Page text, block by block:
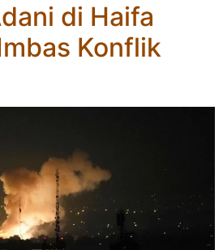
di Haifa
Konflik